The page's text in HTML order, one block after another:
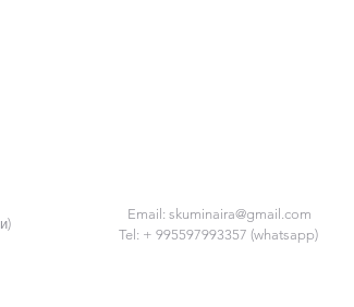
Email: skuminaira@gmail.com
Tel: + 995597993357 (whatsapp)